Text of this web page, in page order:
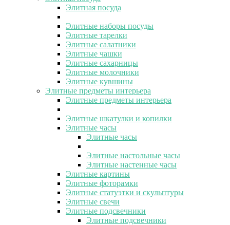
Элитная посуда
Элитные наборы посуды
Элитные тарелки
Элитные салатники
Элитные чашки
Элитные сахарницы
Элитные молочники
Элитные кувшины
Элитные предметы интерьера
Элитные предметы интерьера
Элитные шкатулки и копилки
Элитные часы
Элитные часы
Элитные настольные часы
Элитные настенные часы
Элитные картины
Элитные фоторамки
Элитные статуэтки и скульптуры
Элитные свечи
Элитные подсвечники
Элитные подсвечники